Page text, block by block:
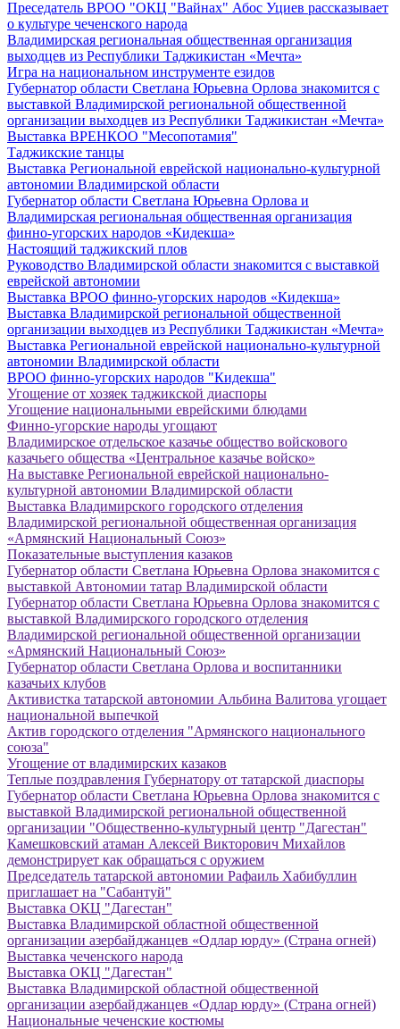
Преседатель ВРОО "ОКЦ "Вайнах" Абос Уциев рассказывает
о культуре чеченского народа
Владимирская региональная общественная организация
выходцев из Республики Таджикистан «Мечта»
Игра на национальном инструменте езидов
Губернатор области Светлана Юрьевна Орлова знакомится с
выставкой Владимирской региональной общественной
организации выходцев из Республики Таджикистан «Мечта»
Выставка ВРЕНКОО "Месопотамия"
Таджикские танцы
Выставка Региональной еврейской национально-культурной
автономии Владимирской области
Губернатор области Светлана Юрьевна Орлова и
Владимирская региональная общественная организация
финно-угорских народов «Кидекша»
Настоящий таджикский плов
Руководство Владимирской области знакомится с выставкой
еврейской автономии
Выставка ВРОО финно-угорских народов «Кидекша»
Выставка Владимирской региональной общественной
организации выходцев из Республики Таджикистан «Мечта»
Выставка Региональной еврейской национально-культурной
автономии Владимирской области
ВРОО финно-угорских народов "Кидекша"
Угощение от хозяек таджикской диаспоры
Угощение национальными еврейскими блюдами
Финно-угорские народы угощают
Владимирское отдельское казачье общество войскового
казачьего общества «Центральное казачье войско»
На выставке Региональной еврейской национально-
культурной автономии Владимирской области
Выставка Владимирского городского отделения
Владимирской региональной общественная организация
«Армянский Национальный Союз»
Показательные выступления казаков
Губернатор области Светлана Юрьевна Орлова знакомится с
выставкой Автономии татар Владимирской области
Губернатор области Светлана Юрьевна Орлова знакомится с
выставкой Владимирского городского отделения
Владимирской региональной общественной организации
«Армянский Национальный Союз»
Губернатор области Светлана Орлова и воспитанники
казачьих клубов
Активистка татарской автономии Альбина Валитова угощает
национальной выпечкой
Актив городского отделения "Армянского национального
союза"
Угощение от владимирских казаков
Теплые поздравления Губернатору от татарской диаспоры
Губернатор области Светлана Юрьевна Орлова знакомится с
выставкой Владимирской региональной общественной
организации "Общественно-культурный центр "Дагестан"
Камешковский атаман Алексей Викторович Михайлов
демонстрирует как обращаться с оружием
Председатель татарской автономии Рафаиль Хабибуллин
приглашает на "Сабантуй"
Выставка ОКЦ "Дагестан"
Выставка Владимирской областной общественной
организации азербайджанцев «Одлар юрду» (Страна огней)
Выставка чеченского народа
Выставка ОКЦ "Дагестан"
Выставка Владимирской областной общественной
организации азербайджанцев «Одлар юрду» (Страна огней)
Национальные чеченские костюмы